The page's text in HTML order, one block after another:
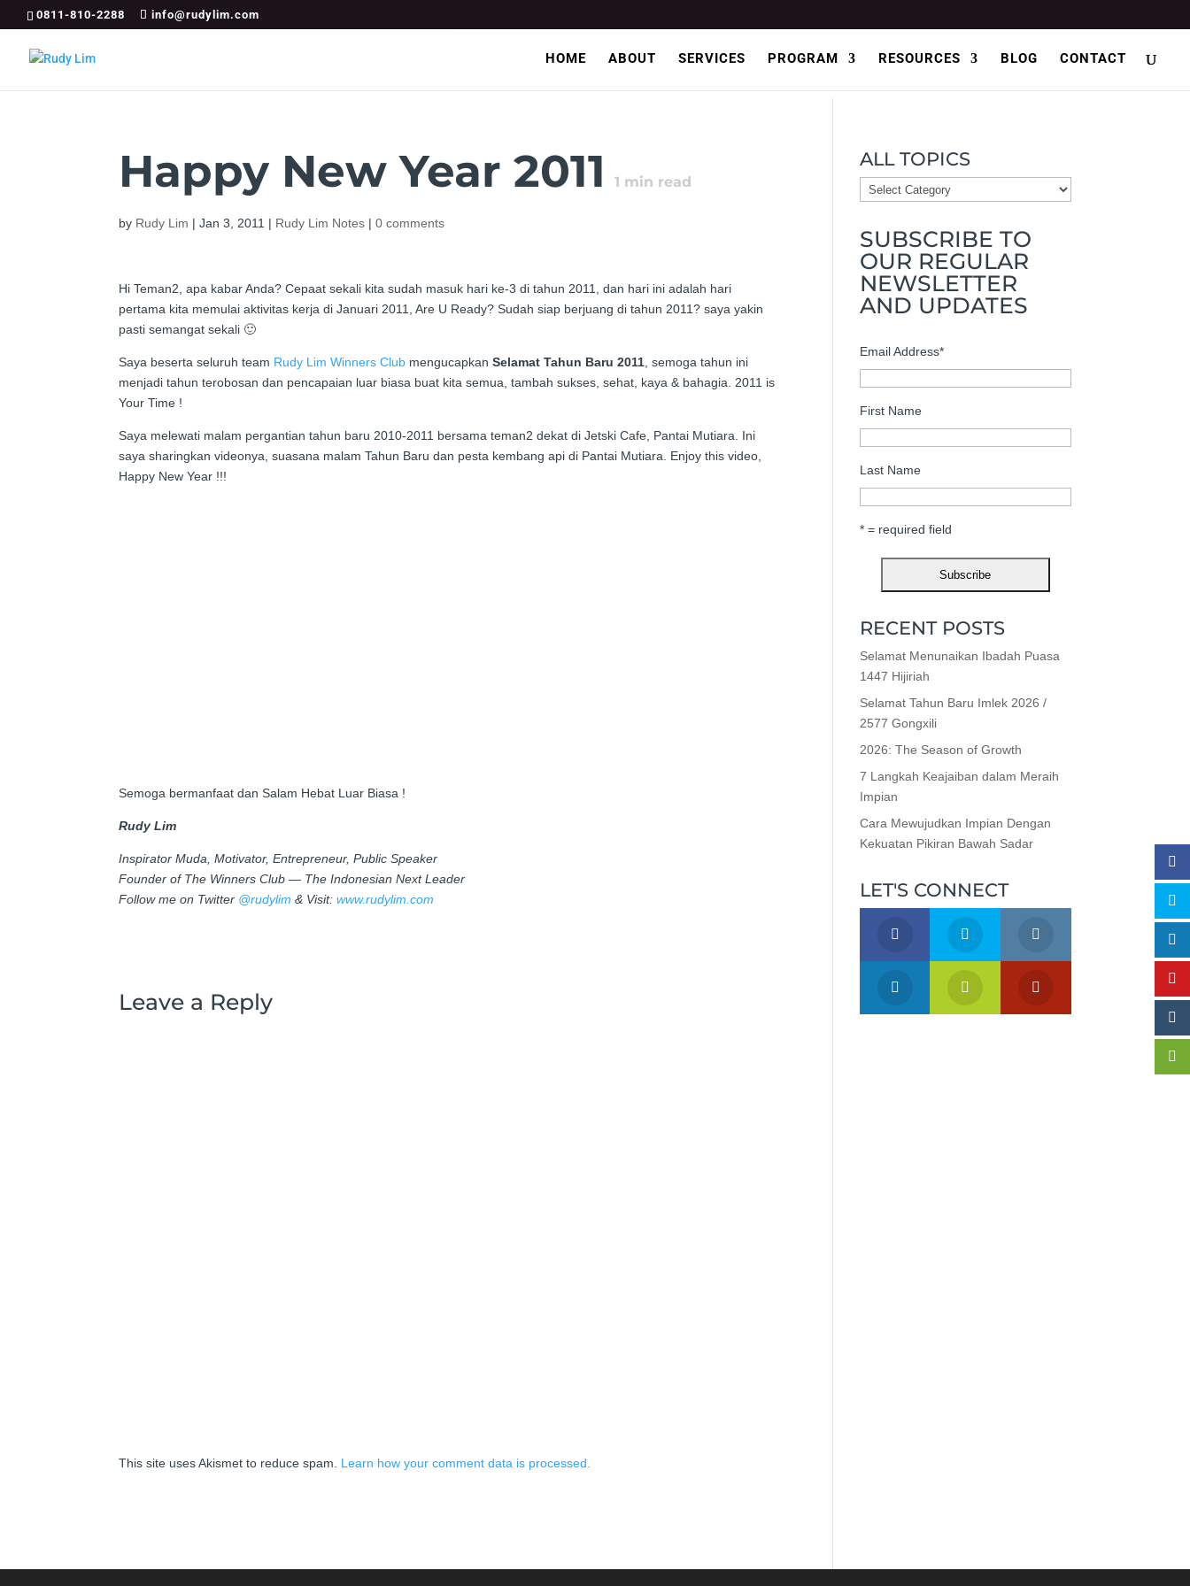
0811-810-2288 info@rudylim.com
HOME ABOUT SERVICES PROGRAM RESOURCES BLOG CONTACT
Happy New Year 2011 1 min read
by Rudy Lim |Jan 3, 2011 | Rudy Lim Notes |0 comments
Hi Teman2, apa kabar Anda? Cepaat sekali kita sudah masuk hari ke-3 di tahun 2011, dan hari ini adalah hari
pertama kita memulai aktivitas kerja di Januari 2011, Are U Ready? Sudah siap berjuang di tahun 2011? saya yakin
pasti semangat sekali 🙂
Saya beserta seluruh team Rudy Lim Winners Club mengucapkanSelamat Tahun Baru 2011 , semoga tahun ini
menjadi tahun terobosan dan pencapaian luar biasa buat kita semua, tambah sukses, sehat, kaya & bahagia. 2011 is
Your Time !
Saya melewati malam pergantian tahun baru 2010-2011 bersama teman2 dekat di Jetski Cafe, Pantai Mutiara. Ini
saya sharingkan videonya, suasana malam Tahun Baru dan pesta kembang api di Pantai Mutiara. Enjoy this video,
Happy New Year !!!
Semoga bermanfaat dan Salam Hebat Luar Biasa !
Rudy Lim
Inspirator Muda, Motivator, Entrepreneur, Public Speaker
Founder of The Winners Club — The Indonesian Next Leader
Follow me on Twitter @rudylim & Visit:www.rudylim.com
Leave a Reply
This site uses Akismet to reduce spam. Learn how your comment data is processed.
ALL TOPICS
ALL
TOPICS
SUBSCRIBE TO
OUR REGULAR
NEWSLETTER
AND UPDATES
Email Address*
First Name
Last Name
* = required field
RECENT POSTS
Selamat Menunaikan Ibadah Puasa
1447 Hijiriah
Selamat Tahun Baru Imlek 2026 /
2577 Gongxili
2026: The Season of Growth
7 Langkah Keajaiban dalam Meraih
Impian
Cara Mewujudkan Impian Dengan
Kekuatan Pikiran Bawah Sadar
LET'S CONNECT